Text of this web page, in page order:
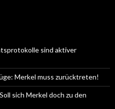
sind aktiver
Merkel muss zurücktreten!
sich Merkel doch zu den